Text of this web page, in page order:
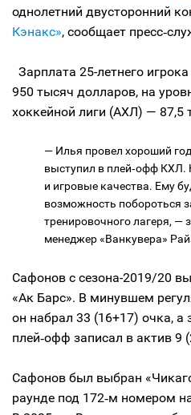
однолетний двусторонний
Кэнакс», сообщает
Зарплата 25-летнего
950 тысяч долларов, на
хоккейной лиги (АХЛ) — 87,5
— Илья провел хороший
выступил в плей‑офф КХЛ.
и игровые качества. Ему
возможность побороться
тренировочного лагеря, —
менеджер «Ванкувера»
Сафонов с сезона-2019/20
«Ак Барс». В минувшем
он набрал 33 (16+17) очка, а
плей‑офф записал в актив 9
Сафонов был выбран
раунде под 172‑м номером